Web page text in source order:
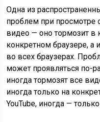
Одна из
проблем при просмотре
видео — оно тормозит в
конкретном браузере, а
во всех браузерах.
может проявляться по-
иногда тормозят все
иногда только на
YouTube, иногда —